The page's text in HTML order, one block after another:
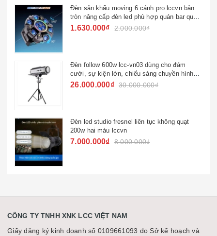
Đèn sân khấu moving 6 cánh pro lccvn bản
tròn nâng cấp đèn led phù hợp quán bar quán
hát ktv đèn sử dụng gia đình
1.630.000₫ 2.000.000₫
Đèn follow 600w lcc-vn03 dùng cho đám
cưới, sự kiện lớn, chiếu sáng chuyền hình
quốc gia
26.000.000₫ 30.000.000₫
Đèn led studio fresnel liên tục không quạt
200w hai màu lccvn
7.000.000₫ 8.000.000₫
CÔNG TY TNHH XNK LCC VIỆT NAM
Giấy đăng ký kinh doanh số 0109661093 do Sở kế hoạch và